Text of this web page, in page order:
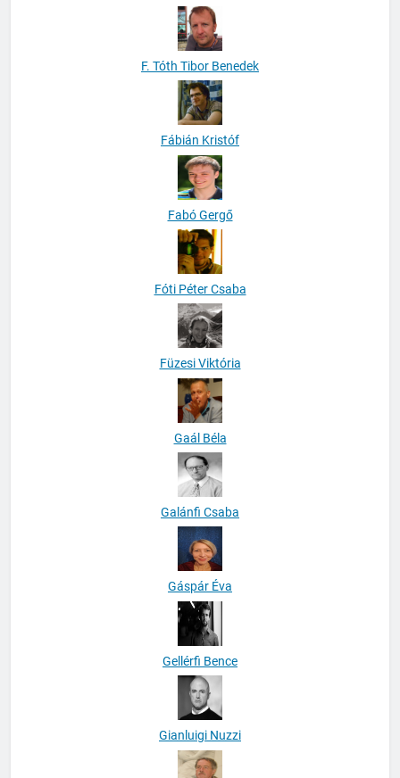
F. Tóth Tibor Benedek
Fábián Kristóf
Fabó Gergő
Fóti Péter Csaba
Füzesi Viktória
Gaál Béla
Galánfi Csaba
Gáspár Éva
Gellérfi Bence
Gianluigi Nuzzi